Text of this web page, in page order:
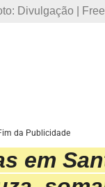
Divulgação |
da Publicidade
em